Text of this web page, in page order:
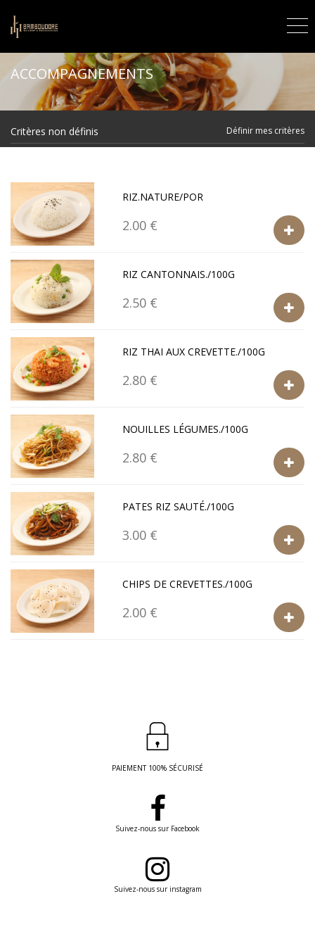
ACCOMPAGNEMENTS
Critères non définis Définir mes critères
RIZ.NATURE/POR
2.00 €
RIZ CANTONNAIS./100G
2.50 €
RIZ THAI AUX CREVETTE./100G
2.80 €
NOUILLES LÉGUMES./100G
2.80 €
PATES RIZ SAUTÉ./100G
3.00 €
CHIPS DE CREVETTES./100G
2.00 €
PAIEMENT 100% SÉCURISÉ
Suivez-nous sur Facebook
Suivez-nous sur instagram